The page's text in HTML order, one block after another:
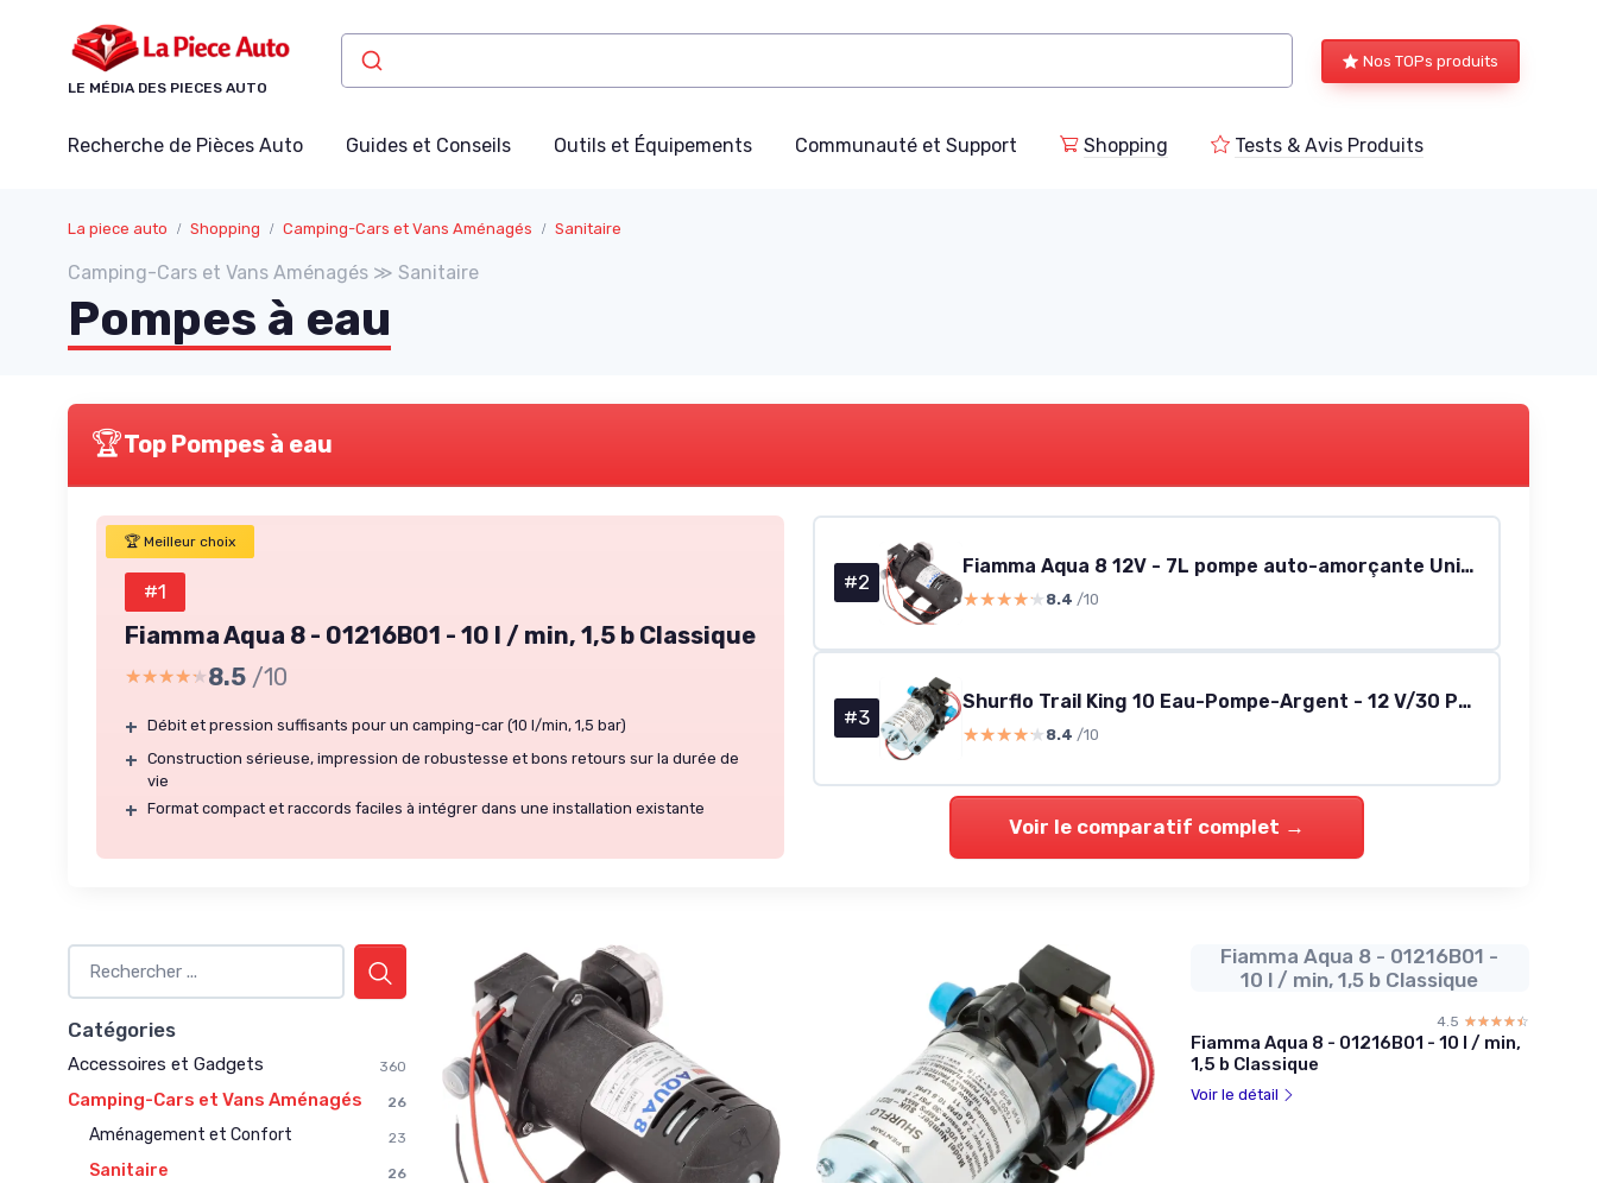
LE MÉDIA DES PIECES AUTO
Nos TOPs produits
Recherche de Pièces Auto Guides et Conseils Outils et Équipements Communauté et Support Shopping Tests & Avis Produits
La piece auto Shopping Camping-Cars et Vans Aménagés Sanitaire
Camping-Cars et Vans Aménagés ≫ Sanitaire
Pompes à eau
🏆Top Pompes à eau
🏆 Meilleur choix
#1
Fiamma Aqua 8 - 01216B01 - 10 l / min, 1,5 b Classique
★★★★★
★★★★★8.5 /10
+ Débit et pression suffisants pour un camping-car (10 l/min, 1,5 bar)
+ Construction sérieuse, impression de robustesse et bons retours sur la durée de
vie
+ Format compact et raccords faciles à intégrer dans une installation existante
#2
Fiamma Aqua 8 12V - 7L pompe auto-amorçante Unique
★★★★★
★★★★★ 8.4 /10
#3
Shurflo Trail King 10 Eau-Pompe-Argent - 12 V/30 PSI (L'emballage Peut Varier)
★★★★★
★★★★★ 8.4 /10
Voir le comparatif complet →
Catégories
Accessoires et Gadgets 360
Camping-Cars et Vans Aménagés 26
Aménagement et Confort 23
Sanitaire
26
Fiamma Aqua 8 - 01216B01 -
10 l / min, 1,5 b Classique
4.5 ☆☆☆☆☆
★★★★★
Fiamma Aqua 8 - 01216B01 - 10 l / min,
1,5 b Classique
Voir le détail